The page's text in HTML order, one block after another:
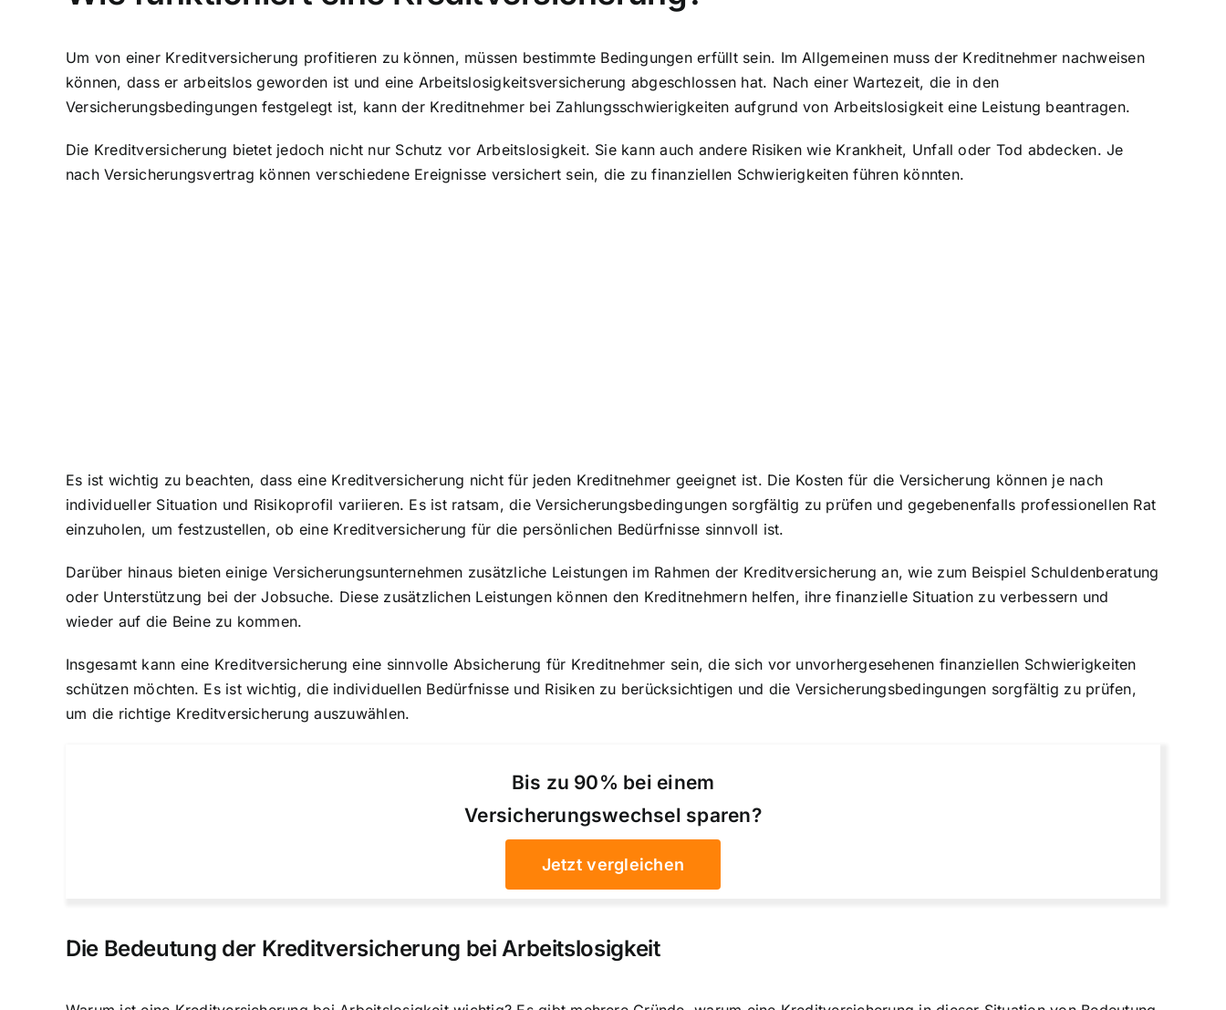
Um von einer Kreditversicherung profitieren zu können, müssen bestimmte Bedingungen erfüllt sein. Im Allgemeinen muss der Kreditnehmer nachweisen
können, dass er arbeitslos geworden ist und eine Arbeitslosigkeitsversicherung abgeschlossen hat. Nach einer Wartezeit, die in den
Versicherungsbedingungen festgelegt ist, kann der Kreditnehmer bei Zahlungsschwierigkeiten aufgrund von Arbeitslosigkeit eine Leistung beantragen.
Die Kreditversicherung bietet jedoch nicht nur Schutz vor Arbeitslosigkeit. Sie kann auch andere Risiken wie Krankheit, Unfall oder Tod abdecken. Je
nach Versicherungsvertrag können verschiedene Ereignisse versichert sein, die zu finanziellen Schwierigkeiten führen könnten.
Es ist wichtig zu beachten, dass eine Kreditversicherung nicht für jeden Kreditnehmer geeignet ist. Die Kosten für die Versicherung können je nach
individueller Situation und Risikoprofil variieren. Es ist ratsam, die Versicherungsbedingungen sorgfältig zu prüfen und gegebenenfalls professionellen Rat
einzuholen, um festzustellen, ob eine Kreditversicherung für die persönlichen Bedürfnisse sinnvoll ist.
Darüber hinaus bieten einige Versicherungsunternehmen zusätzliche Leistungen im Rahmen der Kreditversicherung an, wie zum Beispiel Schuldenberatung
oder Unterstützung bei der Jobsuche. Diese zusätzlichen Leistungen können den Kreditnehmern helfen, ihre finanzielle Situation zu verbessern und
wieder auf die Beine zu kommen.
Insgesamt kann eine Kreditversicherung eine sinnvolle Absicherung für Kreditnehmer sein, die sich vor unvorhergesehenen finanziellen Schwierigkeiten
schützen möchten. Es ist wichtig, die individuellen Bedürfnisse und Risiken zu berücksichtigen und die Versicherungsbedingungen sorgfältig zu prüfen,
um die richtige Kreditversicherung auszuwählen.
Bis zu 90% bei einem
Versicherungswechsel sparen?
Jetzt vergleichen
Die Bedeutung der Kreditversicherung bei Arbeitslosigkeit